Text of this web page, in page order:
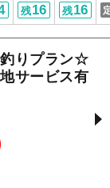
残16 残16
りプラン☆
サービス有